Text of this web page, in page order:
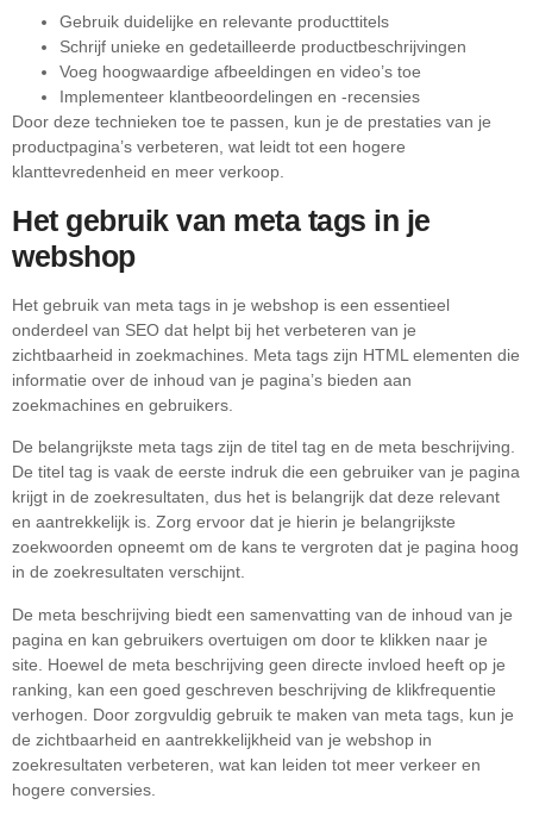
Gebruik duidelijke en relevante producttitels
Schrijf unieke en gedetailleerde productbeschrijvingen
Voeg hoogwaardige afbeeldingen en video’s toe
Implementeer klantbeoordelingen en -recensies
Door deze technieken toe te passen, kun je de prestaties van je
productpagina’s verbeteren, wat leidt tot een hogere
klanttevredenheid en meer verkoop.
Het gebruik van meta tags in je
webshop
Het gebruik van meta tags in je webshop is een essentieel
onderdeel van SEO dat helpt bij het verbeteren van je
zichtbaarheid in zoekmachines. Meta tags zijn HTML elementen die
informatie over de inhoud van je pagina’s bieden aan
zoekmachines en gebruikers.
De belangrijkste meta tags zijn de titel tag en de meta beschrijving.
De titel tag is vaak de eerste indruk die een gebruiker van je pagina
krijgt in de zoekresultaten, dus het is belangrijk dat deze relevant
en aantrekkelijk is. Zorg ervoor dat je hierin je belangrijkste
zoekwoorden opneemt om de kans te vergroten dat je pagina hoog
in de zoekresultaten verschijnt.
De meta beschrijving biedt een samenvatting van de inhoud van je
pagina en kan gebruikers overtuigen om door te klikken naar je
site. Hoewel de meta beschrijving geen directe invloed heeft op je
ranking, kan een goed geschreven beschrijving de klikfrequentie
verhogen. Door zorgvuldig gebruik te maken van meta tags, kun je
de zichtbaarheid en aantrekkelijkheid van je webshop in
zoekresultaten verbeteren, wat kan leiden tot meer verkeer en
hogere conversies.